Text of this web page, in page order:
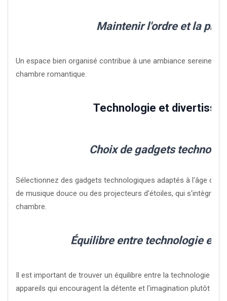
Maintenir l'ordre et la
Un espace bien organisé contribue à une ambiance sereine et
chambre romantique.
Technologie et
Choix de gadgets
Sélectionnez des gadgets technologiques adaptés à l'âge de
de musique douce ou des projecteurs d'étoiles, qui s'intègrent
chambre.
Équilibre entre technologie et
Il est important de trouver un équilibre entre la technologie et
appareils qui encouragent la détente et l'imagination plutôt que